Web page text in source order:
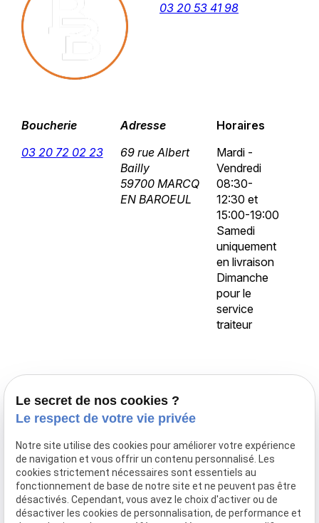
03 20 53 41 98
Boucherie
03 20 72 02 23
Adresse
69 rue Albert
Bailly
59700 MARCQ
EN BAROEUL
Horaires
Mardi -
Vendredi
08:30-
12:30 et
15:00-19:00
Samedi
uniquement
en livraison
Dimanche
pour le
service
traiteur
Accueil
Traiteur Delecroix
Boissons professionnels
Boissons particuliers
Location de matériel
Boucherie
Charcuterie
Le secret de nos cookies ?
Le respect de votre vie privée
Notre site utilise des cookies pour améliorer votre expérience
de navigation et vous offrir un contenu personnalisé. Les
cookies strictement nécessaires sont essentiels au
fonctionnement de base de notre site et ne peuvent pas être
désactivés. Cependant, vous avez le choix d'activer ou de
désactiver les cookies de personnalisation, de performance et